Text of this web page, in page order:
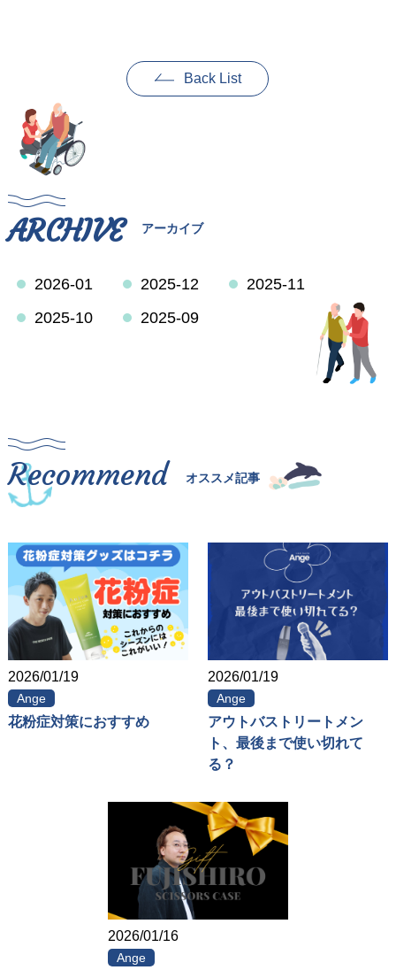
Back List
ARCHIVE アーカイブ
2026-01 2025-12
2025-11
2025-10
2025-09
Recommend オススメ記事
2026/01/19
Ange
花粉症対策におすすめ
2026/01/19
Ange
アウトバストリートメン
ト、最後まで使い切れて
る？
2026/01/16
Ange